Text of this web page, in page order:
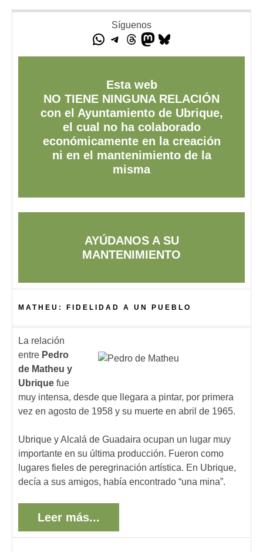
Síguenos
Esta web
NO TIENE NINGUNA RELACIÓN
con el Ayuntamiento de Ubrique,
el cual no ha colaborado
económicamente en la creación
ni en el mantenimiento de la
misma
AYÚDANOS A SU
MANTENIMIENTO
MATHEU: FIDELIDAD A UN PUEBLO
La relación
entre Pedro
de Matheu y
Ubrique fue
muy intensa, desde que llegara a pintar, por primera
vez en agosto de 1958 y su muerte en abril de 1965.
Ubrique y Alcalá de Guadaira ocupan un lugar muy
importante en su última producción. Fueron como
lugares fieles de peregrinación artística. En Ubrique,
decía a sus amigos, había encontrado “una mina”.
Leer más...